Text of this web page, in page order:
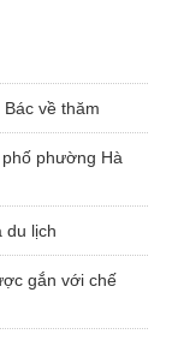
về thăm
phố phường Hà
du lịch
gắn với chế